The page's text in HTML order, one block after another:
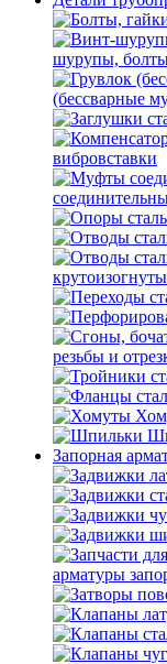
шурупы,
(бессварные
вибровставки
резьбы и
Запорная
арматуры